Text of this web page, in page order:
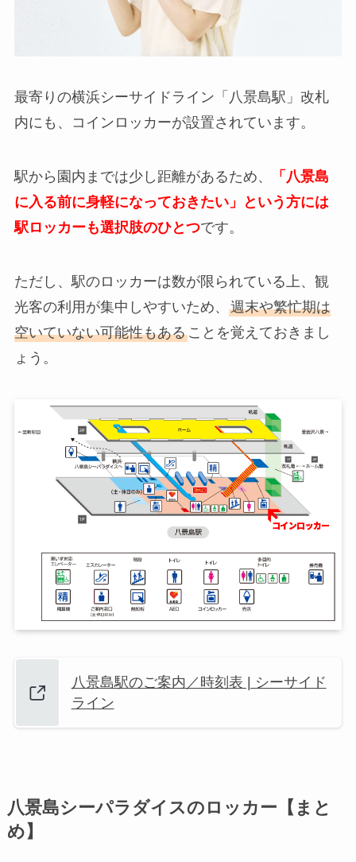
最寄りの横浜シーサイドライン「八景島駅」改札
内にも、コインロッカーが設置されています。
駅から園内までは少し距離があるため、
「八景島
に入る前に身軽になっておきたい」という方には
駅ロッカーも選択肢のひとつです。
ただし、駅のロッカーは数が限られている上、観
光客の利用が集中しやすいため、 週末や繁忙期は
空いていない可能性もあることを覚えておきまし
ょう。
八景島駅のご案内／時刻表 | シーサイド
ライン
八景島シーパラダイスのロッカー【まと
め】